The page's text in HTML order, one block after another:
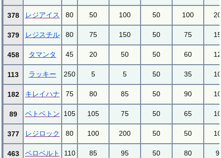
378 レジアイス 80 50 100 50 100
379 レジスチル 80 75 150 50 75
458 タマンタ 45 20 50 50 60
113 ラッキー 250 5 5 50 35
182 キレイハナ 75 80 85 50 90
89 ベトベトン 105 105 75 50 65
377 レジロック 80 100 200 50 50
463 ベロベルト 110 85 95 50 80